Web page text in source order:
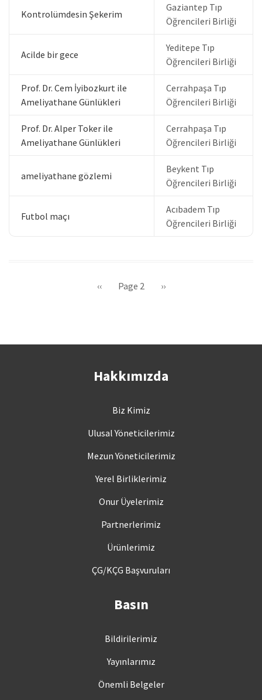
Kontrolümdesin Şekerim
Gaziantep Tıp
Öğrencileri Birliği
Acilde bir gece
Yeditepe Tıp
Öğrencileri Birliği
Prof. Dr. Cem İyibozkurt ile
Ameliyathane Günlükleri
Cerrahpaşa Tıp
Öğrencileri Birliği
Prof. Dr. Alper Toker ile
Ameliyathane Günlükleri
Cerrahpaşa Tıp
Öğrencileri Birliği
ameliyathane gözlemi
Beykent Tıp
Öğrencileri Birliği
Futbol maçı
Acıbadem Tıp
Öğrencileri Birliği
Önceki
‹‹ Page 2
Sonraki
››
Hakkımızda
Biz Kimiz
Ulusal Yöneticilerimiz
Mezun Yöneticilerimiz
Yerel Birliklerimiz
Onur Üyelerimiz
Partnerlerimiz
Ürünlerimiz
ÇG/KÇG Başvuruları
Basın
Bildirilerimiz
Yayınlarımız
Önemli Belgeler